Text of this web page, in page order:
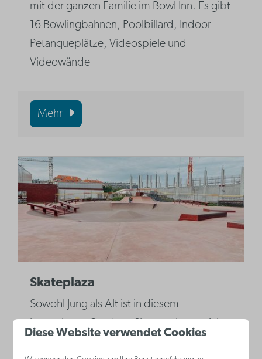
mit der ganzen Familie im Bowl Inn. Es gibt
16 Bowlingbahnen, Poolbillard, Indoor-
Petanqueplätze, Videospiele und
Videowände
Mehr
Skateplaza
Sowohl Jung als Alt ist in diesem
Diese Website verwendet Cookies